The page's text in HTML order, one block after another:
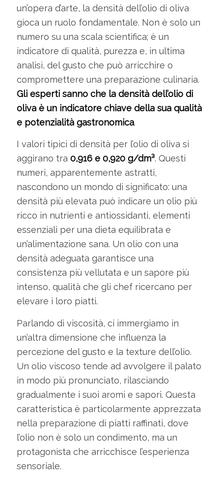
un’opera d’arte, la densità dell’olio di oliva
gioca un ruolo fondamentale. Non è solo un
numero su una scala scientifica; è un
indicatore di qualità, purezza e, in ultima
analisi, del gusto che può arricchire o
compromettere una preparazione culinaria.
Gli esperti sanno che la densità dell’olio di
oliva è un indicatore chiave della sua qualità
e potenzialità gastronomica.
I valori tipici di densità per l’olio di oliva si
aggirano tra 0,916 e 0,920 g/dm³. Questi
numeri, apparentemente astratti,
nascondono un mondo di significato: una
densità più elevata può indicare un olio più
ricco in nutrienti e antiossidanti, elementi
essenziali per una dieta equilibrata e
un’alimentazione sana. Un olio con una
densità adeguata garantisce una
consistenza più vellutata e un sapore più
intenso, qualità che gli chef ricercano per
elevare i loro piatti.
Parlando di viscosità, ci immergiamo in
un’altra dimensione che influenza la
percezione del gusto e la texture dell’olio.
Un olio viscoso tende ad avvolgere il palato
in modo più pronunciato, rilasciando
gradualmente i suoi aromi e sapori. Questa
caratteristica è particolarmente apprezzata
nella preparazione di piatti raffinati, dove
l’olio non è solo un condimento, ma un
protagonista che arricchisce l’esperienza
sensoriale.